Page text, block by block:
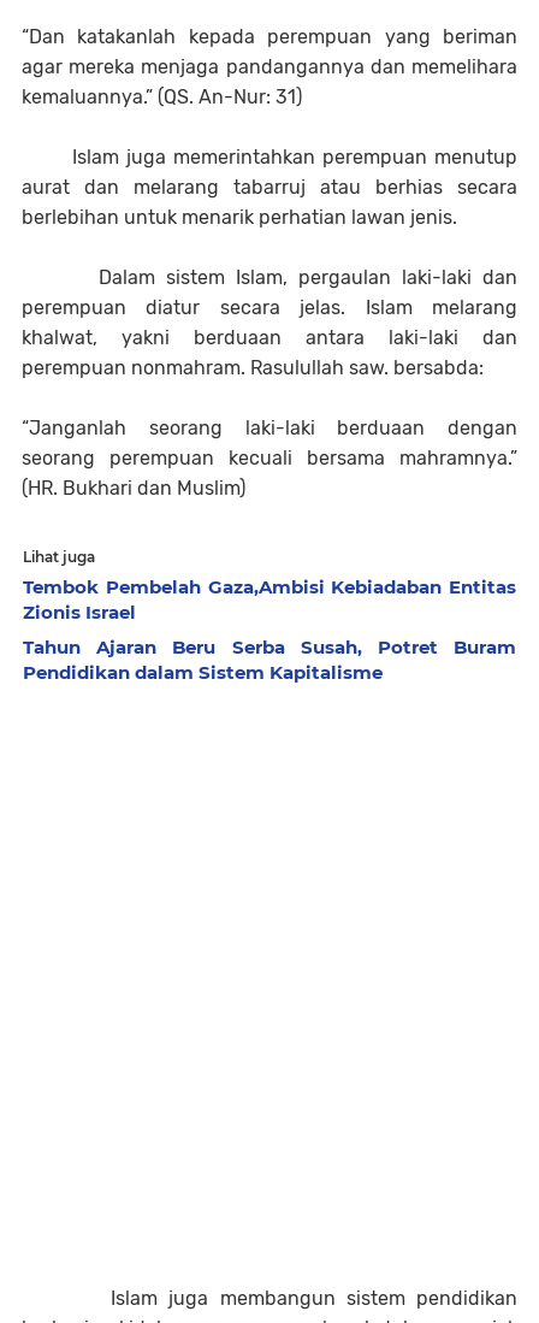
“Dan katakanlah kepada perempuan yang beriman
agar mereka menjaga pandangannya dan memelihara
kemaluannya.” (QS. An-Nur: 31)
Islam juga memerintahkan perempuan menutup
aurat dan melarang tabarruj atau berhias secara
berlebihan untuk menarik perhatian lawan jenis.
Dalam sistem Islam, pergaulan laki-laki dan
perempuan diatur secara jelas. Islam melarang
khalwat, yakni berduaan antara laki-laki dan
perempuan nonmahram. Rasulullah saw. bersabda:
“Janganlah seorang laki-laki berduaan dengan
seorang perempuan kecuali bersama mahramnya.”
(HR. Bukhari dan Muslim)
Lihat juga
Tembok Pembelah Gaza,Ambisi Kebiadaban Entitas
Zionis Israel
Tahun Ajaran Beru Serba Susah, Potret Buram
Pendidikan dalam Sistem Kapitalisme
Islam juga membangun sistem pendidikan